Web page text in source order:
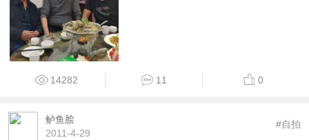
14282 11 0
鲈鱼脍
2011-4-29
#自拍